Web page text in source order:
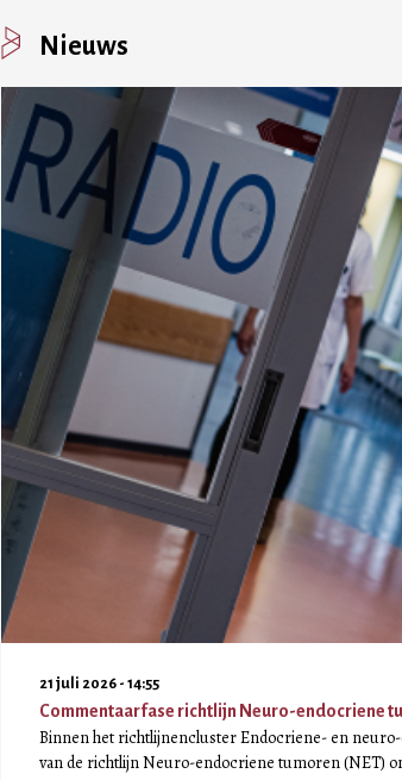
Nieuws
21 juli 2026 - 14:55
Commentaarfase richtlijn Neuro-endocriene
Binnen het richtlijnencluster Endocriene- en
van de richtlijn Neuro-endocriene tumoren (NET)